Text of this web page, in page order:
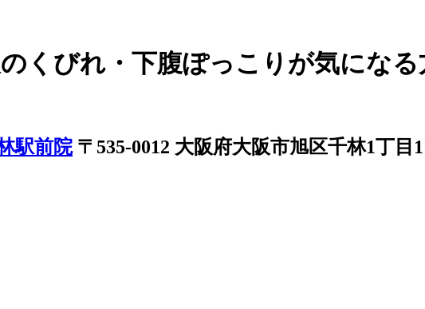
のくびれ・下腹ぽっこりが気にな
〒535-0012 大阪府大阪市旭区千林1丁目